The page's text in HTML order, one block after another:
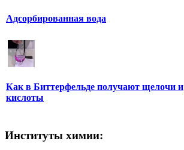
Адсорбированная вода
Как в Биттерфельде получают щелочи и
кислоты
Институты химии: